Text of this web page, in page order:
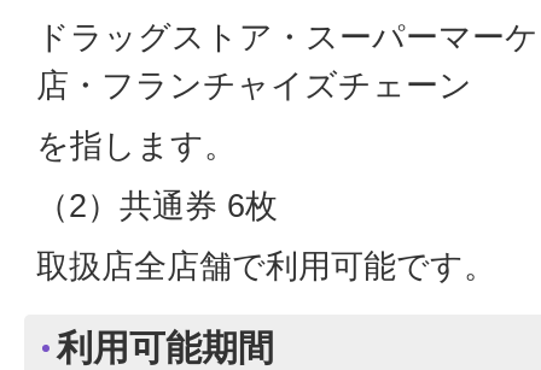
ドラッグストア・スーパーマー
店・フランチャイズチェーン
を指します。
（2）共通券 6枚
取扱店全店舗で利用可能です。
利用可能期間